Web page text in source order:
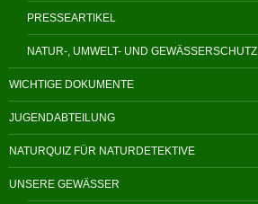
PRESSEARTIKEL
NATUR-, UMWELT- UND GEWÄSSERSCHUTZ
WICHTIGE DOKUMENTE
JUGENDABTEILUNG
NATURQUIZ FÜR NATURDETEKTIVE
UNSERE GEWÄSSER